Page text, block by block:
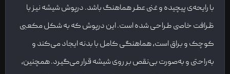
با رایحه‌ی پیچیده و غنی عطر هماهنگ باشد. درپوش شیشه نیز با
ظرافت خاصی طراحی شده است. این درپوش که به شکل مکعبی
کوچک و براق است، هماهنگی کامل با بدنه ایجاد می‌کند و
به‌راحتی و به‌صورت بی‌نقص بر روی شیشه قرار می‌گیرد. همچنین،